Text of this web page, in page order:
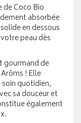
Coco Bio
absorbée
en dessous
peau dès
gourmand de
! Elle
quotidien,
sa douceur et
également